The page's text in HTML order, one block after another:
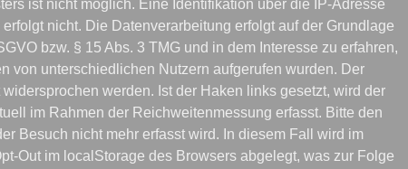
ist nicht möglich. Eine Identifikation über die IP-Adresse
nicht. Die Datenverarbeitung erfolgt auf der Grundlage
bzw. § 15 Abs. 3 TMG und in dem Interesse zu erfahren,
von unterschiedlichen Nutzern aufgerufen wurden. Der
werden. Ist der Haken links gesetzt, wird der
im Rahmen der Reichweitenmessung erfasst. Bitte den
Besuch nicht mehr erfasst wird. In diesem Fall wird im
Out im localStorage des Browsers abgelegt, was zur Folge